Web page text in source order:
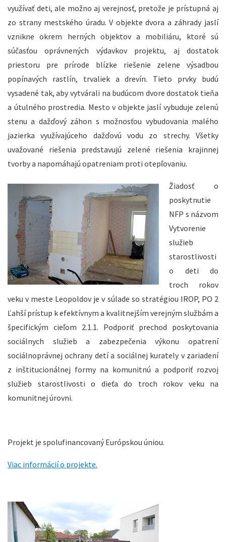
využívať deti, ale možno aj verejnosť, pretože je prístupná aj
zo strany mestského úradu. V objekte dvora a záhrady jaslí
vznikne okrem herných objektov a mobiliáru, ktoré sú
súčasťou oprávnených výdavkov projektu, aj dostatok
priestoru pre prírode blízke riešenie zelene výsadbou
popínavých rastlín, trvaliek a drevín. Tieto prvky budú
vysadené tak, aby vytvárali na budúcom dvore dostatok tieňa
a útulného prostredia. Mesto v objekte jaslí vybuduje zelenú
stenu a dažďový záhon s možnosťou vybudovania malého
jazierka využívajúceho dažďovú vodu zo strechy. Všetky
uvažované riešenia predstavujú zelené riešenia krajinnej
tvorby a napomáhajú opatreniam proti otepľovaniu.
Žiadosť o
poskytnutie
NFP s názvom
Vytvorenie
služieb
starostlivosti
o deti do
troch rokov
veku v meste Leopoldov je v súlade so stratégiou IROP, PO 2
Ľahší prístup k efektívnym a kvalitnejším verejným službám a
špecifickým cieľom 2.1.1. Podporiť prechod poskytovania
sociálnych služieb a zabezpečenia výkonu opatrení
sociálnoprávnej ochrany detí a sociálnej kurately v zariadení
z inštitucionálnej formy na komunitnú a podporiť rozvoj
služieb starostlivosti o dieťa do troch rokov veku na
komunitnej úrovni.
Projekt je spolufinancovaný Európskou úniou.
Viac informácií o projekte.